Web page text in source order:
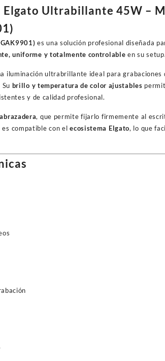
Ultrabillante 45W –
es una solución profesional diseñada
uniforme y totalmente controlable en su setup.
iluminación ultrabrillante ideal para grabaciones
brillo y temperatura de color ajustables
y de calidad profesional.
, que permite fijarlo firmemente al
es compatible con elecosistema Elgato, lo que